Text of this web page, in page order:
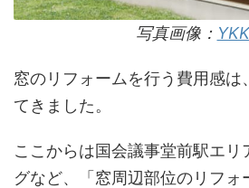
写真画像：
窓のリフォームを行う費用感は
てきました。
ここからは国会議事堂前駅エリ
グなど、「窓周辺部位のリフォ